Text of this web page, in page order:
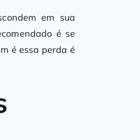
em sua
é se
é essa perda é